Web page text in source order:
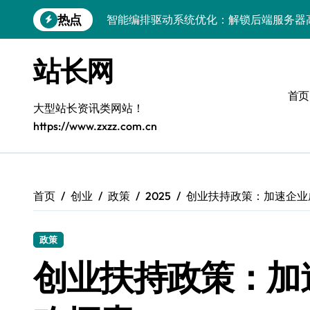
到
热点
智能编排驱动系统优化：解锁后端服务器
容器部署与编排：科技赋能服务器端系统
容器技术融合编排策略，科技赋能数据
容器化部署与编排：解锁服务器效率的科
科技赋能：小程序服务器容器化架构升级
容器化+编排赋能：移动H5系统部署效能
服务器端容器化：技术驱动下的部署与
站长网
大型站长资讯类网站！
https://www.zxzz.com.cn
首页
首页 创业 政策 2025 创业扶持政策：加速企
政策
创业扶持政策：